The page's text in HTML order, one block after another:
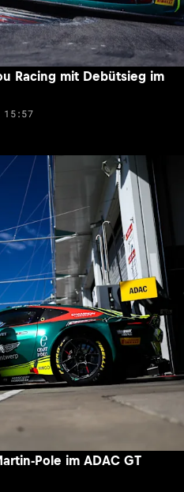
Racing mit Debütsieg im
15:57
Pole im ADAC GT